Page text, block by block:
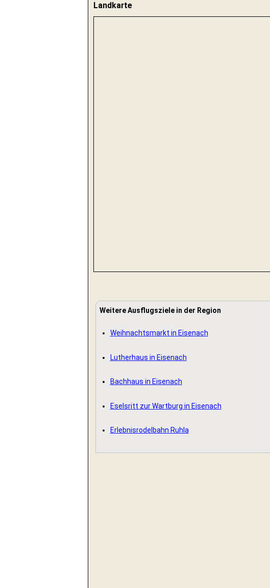
Landkarte
Weitere Ausflugsziele in der Region
Weihnachtsmarkt in Eisenach
Lutherhaus in Eisenach
Bachhaus in Eisenach
Eselsritt zur Wartburg in Eisenach
Erlebnisrodelbahn Ruhla